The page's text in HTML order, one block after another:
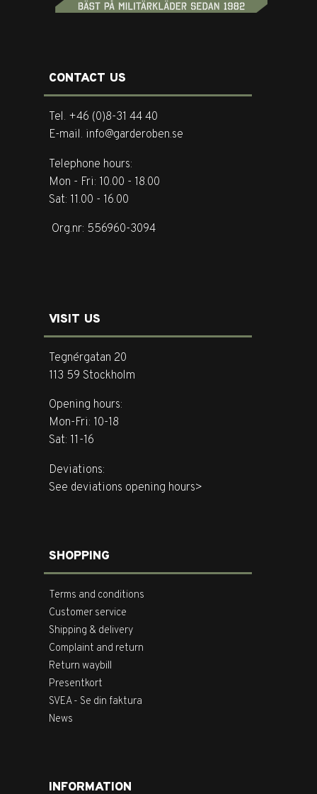
CONTACT US
Tel. +46 (0)8-31 44 40
E-mail. info@garderoben.se
Telephone hours:
Mon - Fri: 10.00 - 18.00
Sat: 11.00 - 16.00
Org.nr: 556960-3094
VISIT US
Tegnérgatan 20
113 59 Stockholm
Opening hours:
Mon-Fri: 10-18
Sat: 11-16
Deviations:
See deviations opening hours>
SHOPPING
Terms and conditions
Customer service
Shipping & delivery
Complaint and return
Return waybill
Presentkort
SVEA - Se din faktura
News
INFORMATION